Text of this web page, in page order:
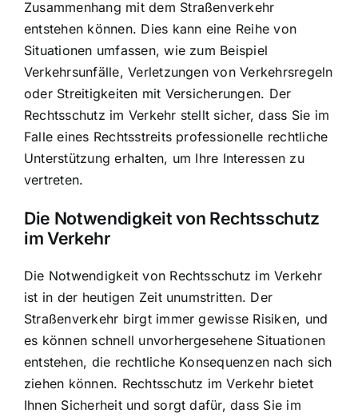
Zusammenhang mit dem Straßenverkehr
entstehen können. Dies kann eine Reihe von
Situationen umfassen, wie zum Beispiel
Verkehrsunfälle, Verletzungen von Verkehrsregeln
oder Streitigkeiten mit Versicherungen. Der
Rechtsschutz im Verkehr stellt sicher, dass Sie im
Falle eines Rechtsstreits professionelle rechtliche
Unterstützung erhalten, um Ihre Interessen zu
vertreten.
Die Notwendigkeit von Rechtsschutz
im Verkehr
Die Notwendigkeit von Rechtsschutz im Verkehr
ist in der heutigen Zeit unumstritten. Der
Straßenverkehr birgt immer gewisse Risiken, und
es können schnell unvorhergesehene Situationen
entstehen, die rechtliche Konsequenzen nach sich
ziehen können. Rechtsschutz im Verkehr bietet
Ihnen Sicherheit und sorgt dafür, dass Sie im